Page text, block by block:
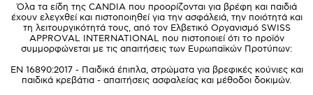
Όλα τα είδη της CANDIA που προορίζονται για βρέφη και παιδιά
έχουν ελεγχθεί και πιστοποιηθεί για την ασφάλειά, την ποιότητά και
τη λειτουργικότητά τους, από τον Eλβετικό Oργανισμό SWISS
APPROVAL INTERNATIONAL που πιστοποιεί ότι το προϊόν
συμμορφώνεται με τις απαιτήσεις των Ευρωπαϊκών Προτύπων:
EN 16890:2017 - Παιδικά έπιπλα, στρώματα για βρεφικές κούνιες και
παιδικά κρεβάτια - απαιτήσεις ασφαλείας και μέθοδοι δοκιμών.